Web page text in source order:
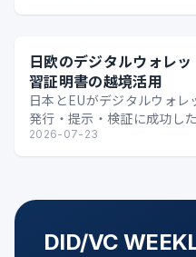
日欧のデジタルウォレ
習証明書の越境活用
日本とEUがデジタルウォ
発行・提示・検証に成功し
タル証明の可能性を整理しま
2026-07-23
DID/VC